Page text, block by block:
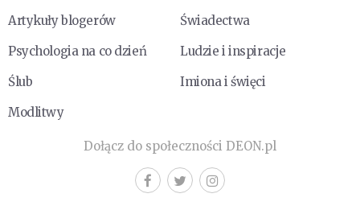
Artykuły blogerów
Świadectwa
Psychologia na co dzień
Ludzie i inspiracje
Ślub
Imiona i święci
Modlitwy
Dołącz do społeczności DEON.pl